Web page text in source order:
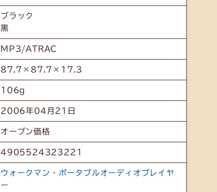
ブラック
黒
MP3/ATRAC
87.7×87.7×17.3
106g
2006年04月21日
オープン価格
4905524323221
ウォークマン・ポータブルオーディオプレイヤ
ー